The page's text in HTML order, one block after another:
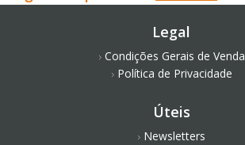
Legal
Condições Gerais de Venda
Política de Privacidade
Úteis
Newsletters